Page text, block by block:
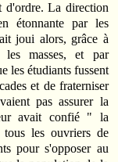
d'ordre. La direction
étonnante par les
joui alors, grâce à
masses, et par
les étudiants fussent
et de fraterniser
pas assurer la
avait confié " la
les ouvriers de
pour s'opposer au